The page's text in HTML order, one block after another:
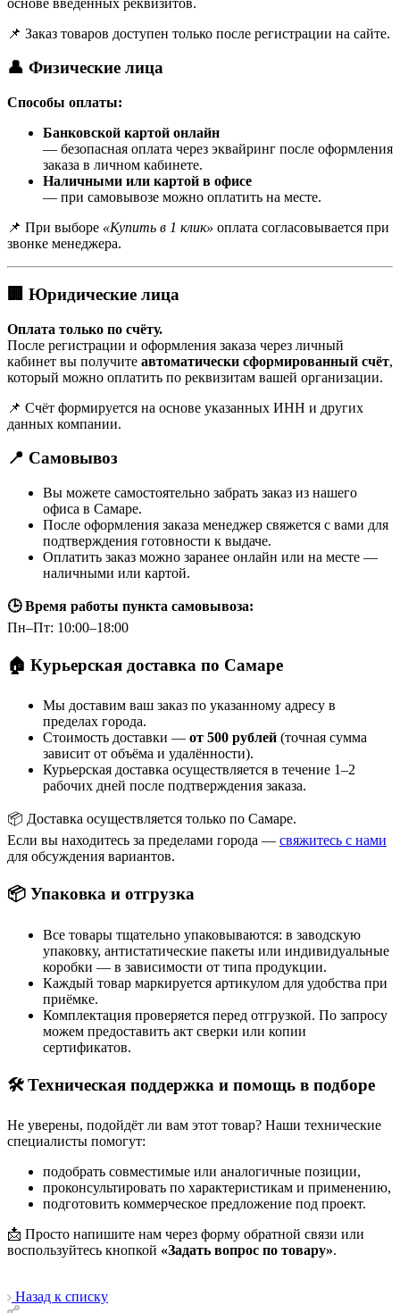
📌 Заказ товаров доступен только после регистрации на сайте.
👤 Физические лица
Способы оплаты:
Банковской картой онлайн
— безопасная оплата через эквайринг после оформления
заказа в личном кабинете.
Наличными или картой в офисе
— при самовывозе можно оплатить на месте.
📌 При выборе «Купить в 1 клик» оплата согласовывается при
звонке менеджера.
🏢 Юридические лица
Оплата только по счёту.
После регистрации и оформления заказа через личный
кабинет вы получите автоматически сформированный счёт,
который можно оплатить по реквизитам вашей организации.
📌 Счёт формируется на основе указанных ИНН и других
данных компании.
📍 Самовывоз
Вы можете самостоятельно забрать заказ из нашего
офиса в Самаре.
После оформления заказа менеджер свяжется с вами для
подтверждения готовности к выдаче.
Оплатить заказ можно заранее онлайн или на месте —
наличными или картой.
🕒 Время работы пункта самовывоза:
Пн–Пт: 10:00–18:00
🏠 Курьерская доставка по Самаре
Мы доставим ваш заказ по указанному адресу в
пределах города.
Стоимость доставки — от 500 рублей (точная сумма
зависит от объёма и удалённости).
Курьерская доставка осуществляется в течение 1–2
рабочих дней после подтверждения заказа.
📦 Доставка осуществляется только по Самаре.
Если вы находитесь за пределами города — свяжитесь с нами
для обсуждения вариантов.
📦 Упаковка и отгрузка
Все товары тщательно упаковываются: в заводскую
упаковку, антистатические пакеты или индивидуальные
коробки — в зависимости от типа продукции.
Каждый товар маркируется артикулом для удобства при
приёмке.
Комплектация проверяется перед отгрузкой. По запросу
можем предоставить акт сверки или копии
сертификатов.
🛠 Техническая поддержка и помощь в подборе
Не уверены, подойдёт ли вам этот товар? Наши технические
специалисты помогут:
подобрать совместимые или аналогичные позиции,
проконсультировать по характеристикам и применению,
подготовить коммерческое предложение под проект.
📩 Просто напишите нам через форму обратной связи или
воспользуйтесь кнопкой «Задать вопрос по товару».
Назад к списку